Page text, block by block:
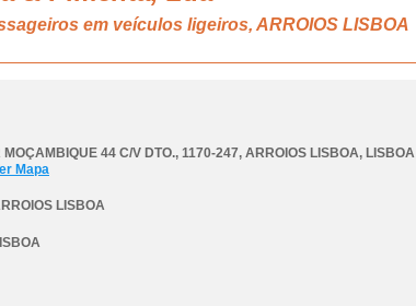
em veículos ligeiros, ARROIOS LISBOA
MOÇAMBIQUE 44 C/V DTO., 1170-247, ARROIOS LISBOA, LISBOA
Mapa
LISBOA